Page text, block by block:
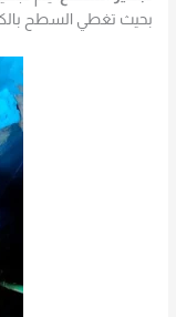
بحيث تغطي السطح